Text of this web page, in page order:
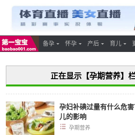
备孕 怀孕 产后 育儿
正在显示【孕期营养】
孕妇补碘过量有什么危
儿的影响
孕期营养